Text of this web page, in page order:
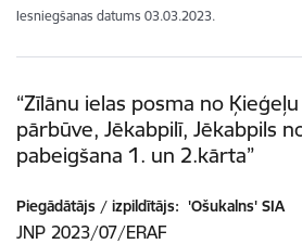
Iesniegšanas datums 03.03.2023.
“Zīlānu ielas posma no
pārbūve, Jēkabpilī, Jēkabpils
pabeigšana 1. un 2.kārta”
Piegādātājs / izpildītājs: 'Ošukalns' SIA
JNP 2023/07/ERAF